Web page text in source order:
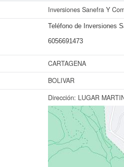
Inversiones Sanefra Y
Teléfono de Inversiones
6056691473
CARTAGENA
BOLIVAR
Dirección: LUGAR